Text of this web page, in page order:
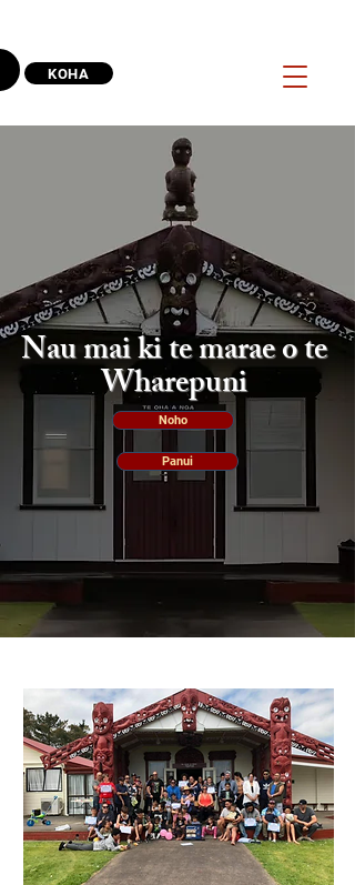
KOHA
Nau mai ki te marae o te
Wharepuni
Noho
Panui